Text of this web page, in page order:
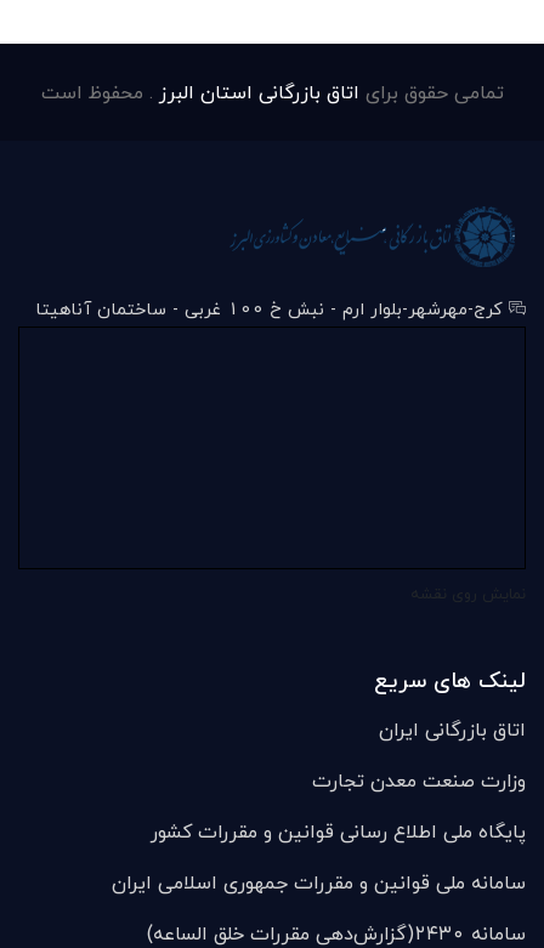
تمامی حقوق برای اتاق بازرگانی استان البرز . محفوظ است
کرج-مهرشهر-بلوار ارم - نبش خ 100 غربی - ساختمان آناهیتا
لینک های سریع
اتاق بازرگانی ایران
وزارت صنعت معدن تجارت
پایگاه ملی اطلاع رسانی قوانین و مقررات کشور
سامانه ملی قوانين و مقررات جمهوری اسلامی ایران
سامانه ۲۴۳۰(گزارش‌دهی مقررات خلق الساعه)